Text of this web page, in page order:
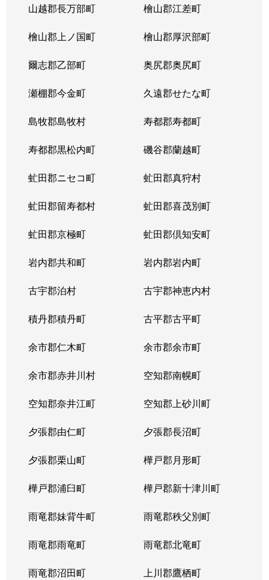
山越郡長万部町 檜山郡江差町
檜山郡上ノ国町 檜山郡厚沢部町
爾志郡乙部町 奥尻郡奥尻町
瀬棚郡今金町 久遠郡せたな町
島牧郡島牧村 寿都郡寿都町
寿都郡黒松内町 磯谷郡蘭越町
虻田郡ニセコ町 虻田郡真狩村
虻田郡留寿都村 虻田郡喜茂別町
虻田郡京極町 虻田郡倶知安町
岩内郡共和町 岩内郡岩内町
古宇郡泊村 古宇郡神恵内村
積丹郡積丹町 古平郡古平町
余市郡仁木町 余市郡余市町
余市郡赤井川村 空知郡南幌町
空知郡奈井江町 空知郡上砂川町
夕張郡由仁町 夕張郡長沼町
夕張郡栗山町 樺戸郡月形町
樺戸郡浦臼町 樺戸郡新十津川町
雨竜郡妹背牛町 雨竜郡秩父別町
雨竜郡雨竜町 雨竜郡北竜町
雨竜郡沼田町 上川郡鷹栖町